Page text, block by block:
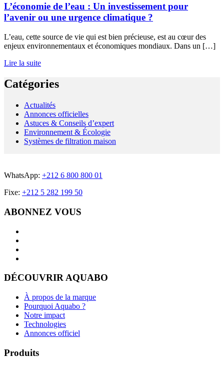
L’économie de l’eau : Un investissement pour
l’avenir ou une urgence climatique ?
L’eau, cette source de vie qui est bien précieuse, est au cœur des
enjeux environnementaux et économiques mondiaux. Dans un […]
Lire la suite
Catégories
Actualités
Annonces officielles
Astuces & Conseils d’expert
Environnement & Écologie
Systèmes de filtration maison
WhatsApp: +212 6 800 800 01
Fixe: +212 5 282 199 50
ABONNEZ VOUS
DÉCOUVRIR AQUABO
À propos de la marque
Pourquoi Aquabo ?
Notre impact
Technologies
Annonces officiel
Produits